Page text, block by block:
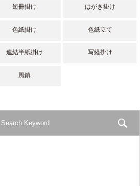
短冊掛け はがき掛け
色紙掛け 色紙立て
連結半紙掛け 写経掛け
風鎮